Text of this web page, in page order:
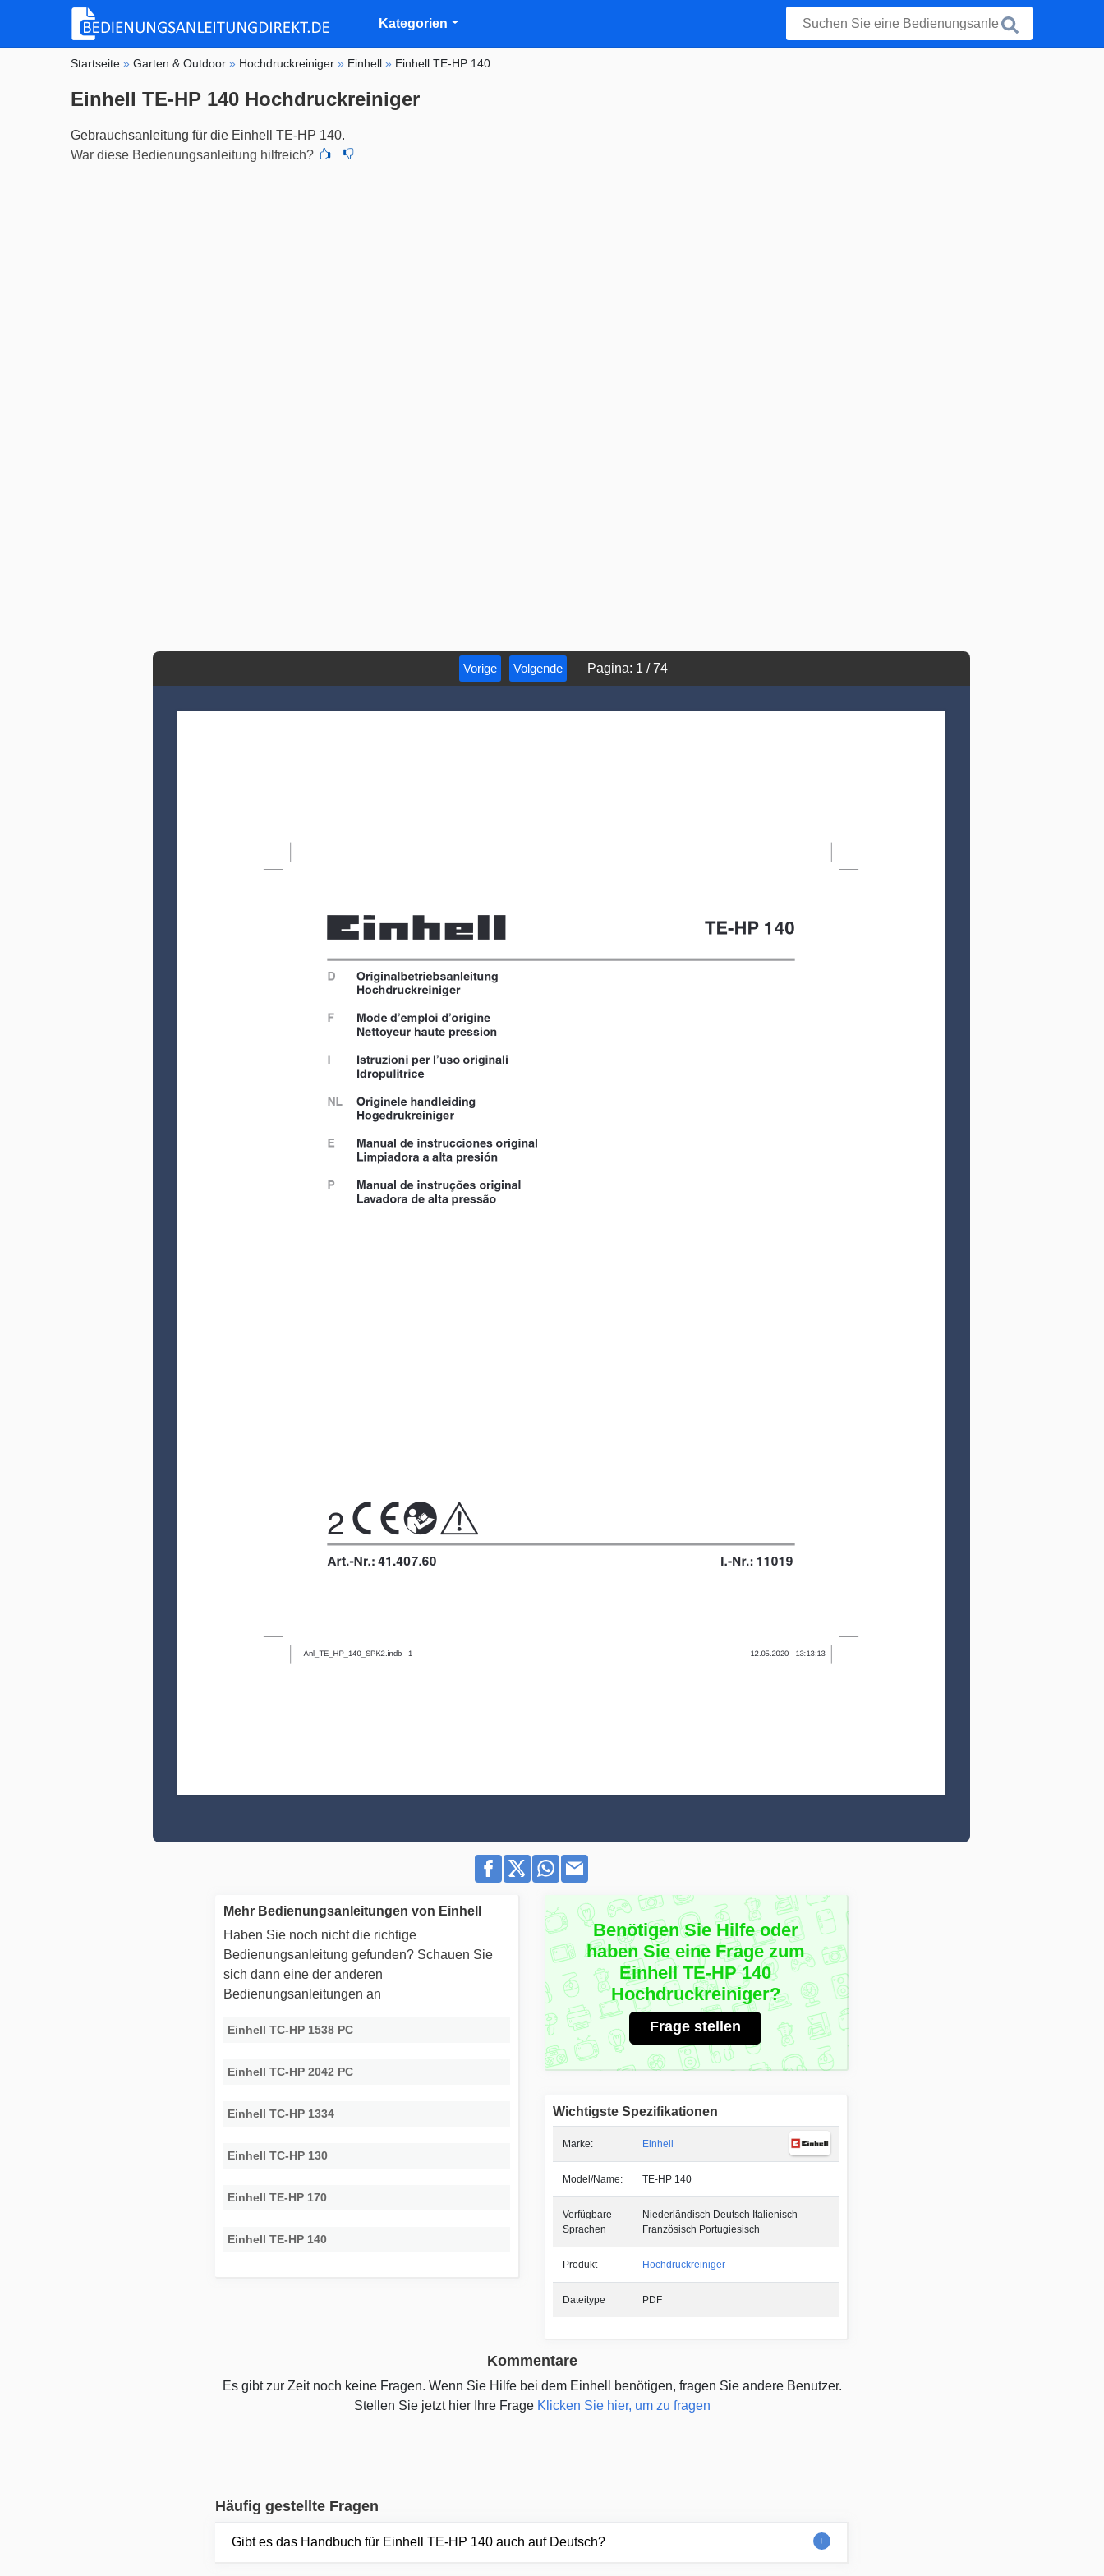
Kategorien
Startseite »Garten & Outdoor » Hochdruckreiniger » Einhell » Einhell TE-HP 140
Einhell TE-HP 140 Hochdruckreiniger
Gebrauchsanleitung für die Einhell TE-HP 140.
War diese Bedienungsanleitung hilfreich?
Vorige Volgende Pagina: 1 /74
Benötigen Sie Hilfe oder
haben Sie eine Frage zum
Einhell TE-HP 140
Hochdruckreiniger?
Frage stellen
Wichtigste Spezifikationen
Marke: Einhell
Model/Name: TE-HP 140
Verfügbare
Sprachen
Niederländisch Deutsch Italienisch
Französisch Portugiesisch
Produkt Hochdruckreiniger
Dateitype PDF
Mehr Bedienungsanleitungen von Einhell
Haben Sie noch nicht die richtige
Bedienungsanleitung gefunden? Schauen Sie
sich dann eine der anderen
Bedienungsanleitungen an
Einhell TC-HP 1538 PC
Einhell TC-HP 2042 PC
Einhell TC-HP 1334
Einhell TC-HP 130
Einhell TE-HP 170
Einhell TE-HP 140
Kommentare
Es gibt zur Zeit noch keine Fragen. Wenn Sie Hilfe bei dem Einhell benötigen, fragen Sie andere Benutzer.
Stellen Sie jetzt hier Ihre Frage Klicken Sie hier, um zu fragen
Häufig gestellte Fragen
Gibt es das Handbuch für Einhell TE-HP 140 auch auf Deutsch?